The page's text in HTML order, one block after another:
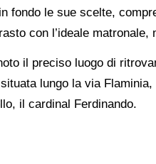
fondo le sue scelte,
con l’ideale
il preciso luogo di
lungo la via
il cardinal Ferdinando.